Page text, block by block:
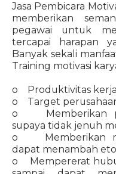
Jasa Pembicara
memberikan
pegawai untuk
tercapai harapan
Banyak sekali
Training motivasi
o Produktivitas
o Target
o Memberikan
supaya tidak jenuh
o Memberikan
dapat menambah
o Mempererat